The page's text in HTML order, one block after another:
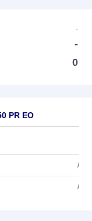
-
-
0
PR EO
/
/